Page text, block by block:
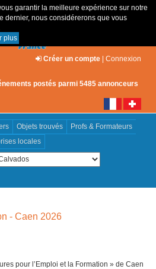
garantir la meilleure expérience sur notre
dernier, nous considérerons que vous
plus
Créer un compte | Connexion
postés parmi 5485 annonceurs
Objets trouvés
Profs & Formateurs
locales
- Caen 2026
pour l’Emploi et la Formation » de Caen